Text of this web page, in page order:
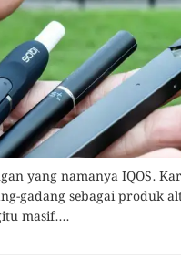
yang namanya IQOS.
gadang sebagai produk
masif....